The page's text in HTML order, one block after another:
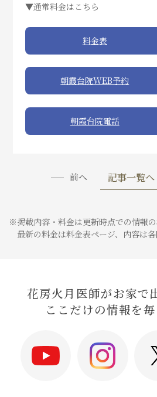
▼通常料金はこちら
料金表
朝霞台院WEB予約
朝霞台院電話
前へ 記事一覧へ
※掲載内容・料金は更新時点での情報の
最新の料金は料金表ページ、内容は
花房火月医師がお家で
ここだけの情報を